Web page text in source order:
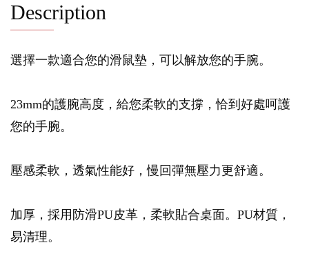
Description
選擇一款適合您的滑鼠墊，可以解放您的手腕。
23mm的護腕高度，給您柔軟的支撐，恰到好處呵護
您的手腕。
壓感柔軟，透氣性能好，慢回彈無壓力更舒適。
加厚，採用防滑PU皮革，柔軟貼合桌面。PU材質，
易清理。